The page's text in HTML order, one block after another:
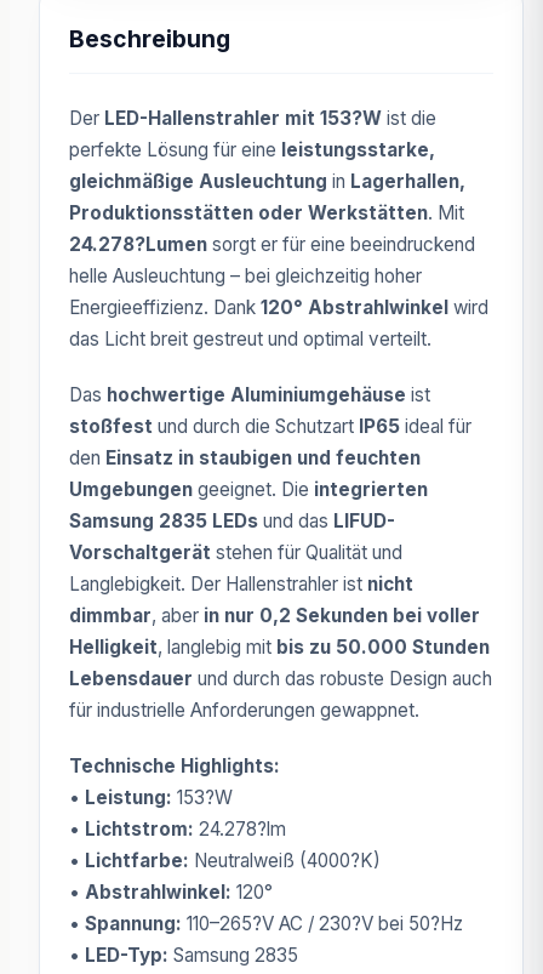
Beschreibung
Der LED-Hallenstrahler mit 153?W ist die
perfekte Lösung für eine leistungsstarke,
gleichmäßige Ausleuchtung in Lagerhallen,
Produktionsstätten oder Werkstätten. Mit
24.278?Lumen sorgt er für eine beeindruckend
helle Ausleuchtung – bei gleichzeitig hoher
Energieeffizienz. Dank 120° Abstrahlwinkel wird
das Licht breit gestreut und optimal verteilt.
Das hochwertige Aluminiumgehäuse ist
stoßfest und durch die Schutzart IP65 ideal für
den Einsatz in staubigen und feuchten
Umgebungen geeignet. Die integrierten
Samsung 2835 LEDs und das LIFUD-
Vorschaltgerät stehen für Qualität und
Langlebigkeit. Der Hallenstrahler ist nicht
dimmbar, aber in nur 0,2 Sekunden bei voller
Helligkeit, langlebig mit bis zu 50.000 Stunden
Lebensdauer und durch das robuste Design auch
für industrielle Anforderungen gewappnet.
Technische Highlights:
• Leistung: 153?W
• Lichtstrom: 24.278?lm
• Lichtfarbe: Neutralweiß (4000?K)
• Abstrahlwinkel: 120°
• Spannung: 110–265?V AC / 230?V bei 50?Hz
• LED-Typ: Samsung 2835